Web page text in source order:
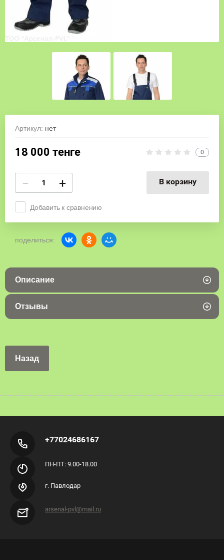
Артикул: нет
18 000 тенге 0
− + В корзину
Добавить к сравнению
поделиться:
Описание
Отзывы
Назад
+77024686167
ПН-ПТ: 9.00-18.00
г. Павлодар
arsenal-pvl@mail.ru